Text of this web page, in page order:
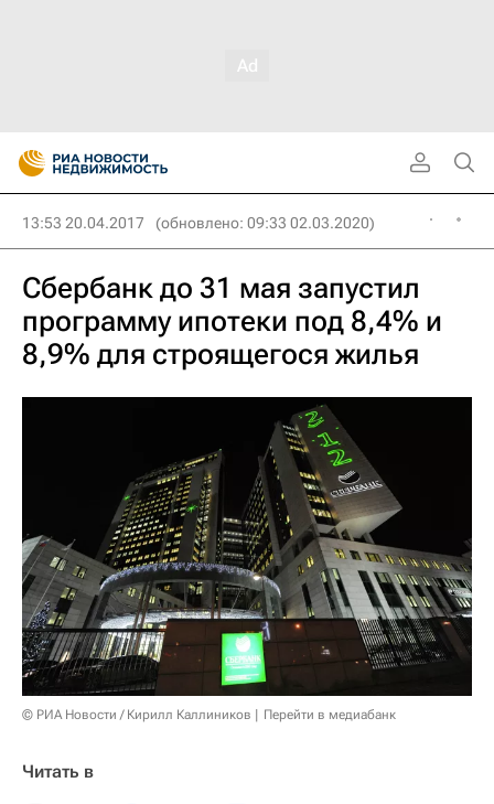
13:53 20.04.2017 (обновлено: 09:33 02.03.2020)
Сбербанк до 31 мая запустил
программу ипотеки под 8,4% и
8,9% для строящегося жилья
© РИА Новости / Кирилл Каллиников Перейти в медиабанк
Читать в